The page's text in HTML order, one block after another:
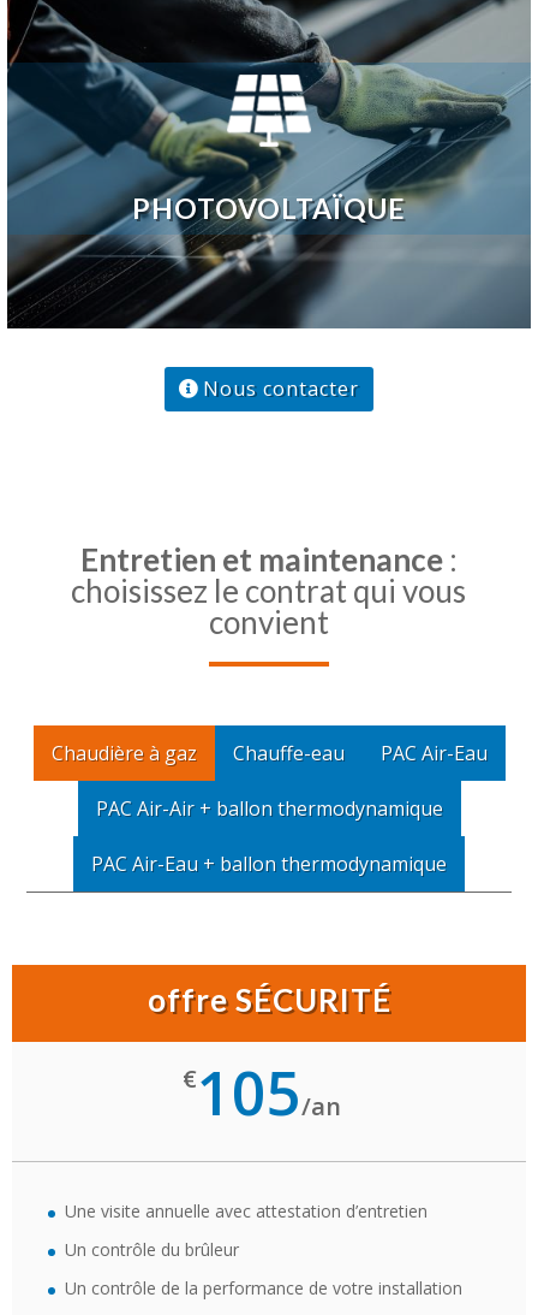
Access Energie prend en charge tous vos travaux
d’électricité, qu’il s’agisse d’installations neuves, de
rénovations ou de mises aux normes. Nous réalisons
l’installation de tableaux électriques, câblages,
systèmes d’éclairage, ainsi que de solutions de
sécurité, comme les alarmes et systèmes de
surveillance. Nos experts vous accompagnent
également dans l’intégration de technologies
modernes, telles que la domotique, pour améliorer
votre confort, renforcer la sécurité de votre habitat et
optimiser votre consommation énergétique.
PHOTOVOLTAÏQUE
Access Energie vous accompagne dans votre transition
l’étude de faisabilité à la mise en service, notre
expertise couvre chaque étape pour garantir des
installations fiables, performantes et durables.
Nous contacter
Entretien et maintenance:
choisissez le contrat qui vous
convient
Chaudière à gaz Chauffe-eau PAC Air-Eau
PAC Air-Air + ballon thermodynamique
PAC Air-Eau + ballon thermodynamique
offre SÉCURITÉ
€105/an
Une visite annuelle avec attestation d’entretien
Un contrôle du brûleur
Un contrôle de la performance de votre installation